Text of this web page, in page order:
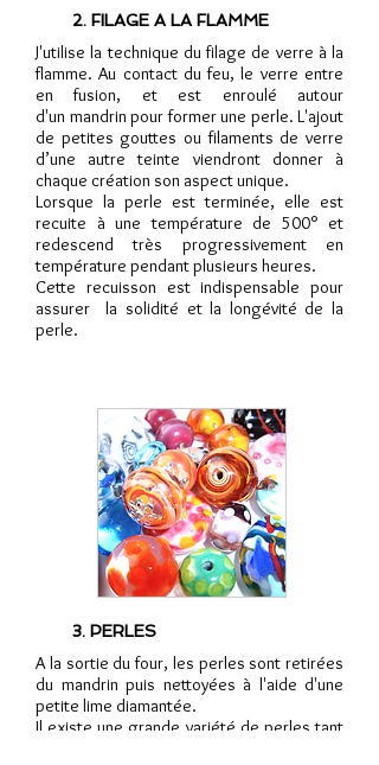
2. FILAGE A LA FLAMME
J'utilise la technique du filage de verre à la
flamme. Au contact du feu, le verre entre
en fusion, et est enroulé autour
d'un mandrin pour former une perle. L'ajout
de petites gouttes ou filaments de verre
d’une autre teinte viendront donner à
chaque création son aspect unique.
Lorsque la perle est terminée, elle est
recuite à une température de 500° et
redescend très progressivement en
température pendant plusieurs heures.
Cette recuisson est indispensable pour
assurer la solidité et la longévité de la
perle.
3. PERLES
A la sortie du four, les perles sont retirées
du mandrin puis nettoyées à l'aide d'une
petite lime diamantée.
Il existe une grande variété de perles tant